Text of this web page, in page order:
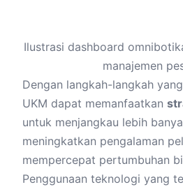
Ilustrasi dashboard
manajemen
Dengan langkah-langkah
UKM dapat memanfaatkan
untuk menjangkau lebih
meningkatkan pengalaman
mempercepat pertumbuhan
Penggunaan teknologi yang